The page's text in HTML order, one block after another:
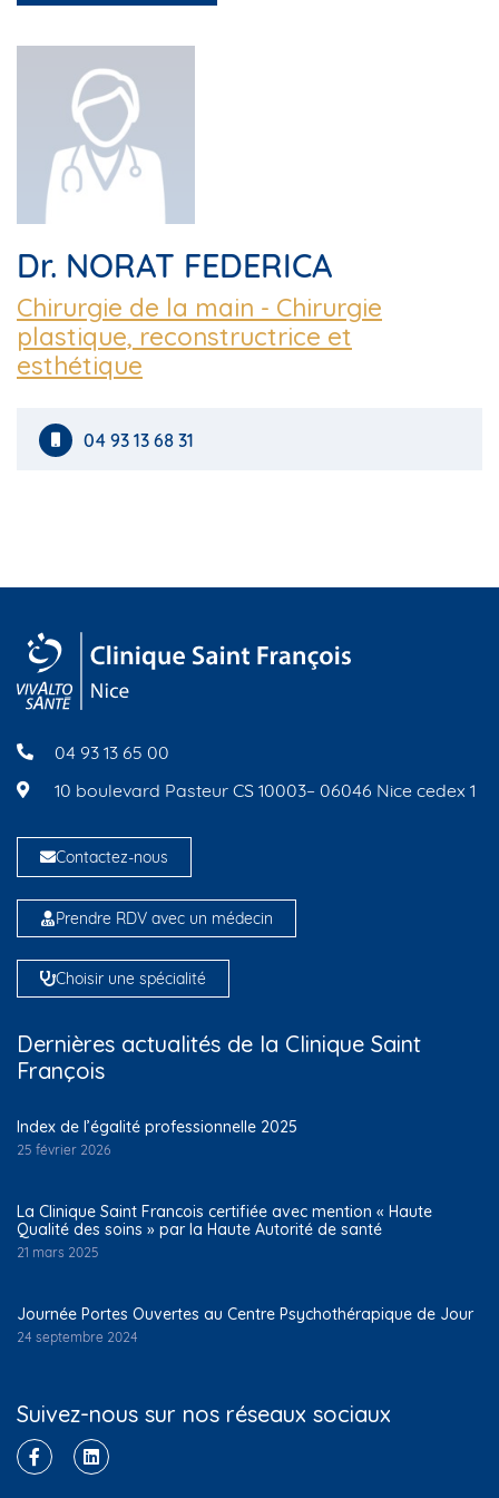
Dr. NORAT FEDERICA
Chirurgie de la main - Chirurgie
plastique, reconstructrice et
esthétique
04 93 13 68 31
04 93 13 65 00
10 boulevard Pasteur CS 10003– 06046 Nice cedex 1
Contactez-nous
Prendre RDV avec un médecin
Choisir une spécialité
Dernières actualités de la Clinique Saint
François
Index de l’égalité professionnelle 2025
25 février 2026
La Clinique Saint Francois certifiée avec mention « Haute
Qualité des soins » par la Haute Autorité de santé
21 mars 2025
Journée Portes Ouvertes au Centre Psychothérapique de Jour
24 septembre 2024
Suivez-nous sur nos réseaux sociaux